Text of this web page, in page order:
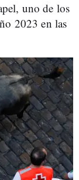
uno de los
2023 en las